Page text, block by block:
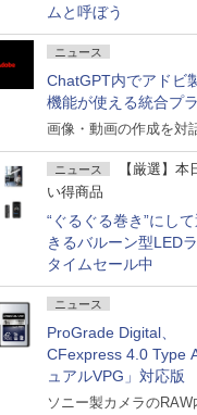
ムと呼ぼう
ニュース
ChatGPT内でアドビ
機能が使える統合プ
画像・動画の作成を対
ニュース
【厳選】本
い得商品
“ぐるぐる巻き”にし
きるバルーン型LED
タイムセール中
ニュース
ProGrade Digital、
CFexpress 4.0 Type
ュアルVPG」対応版
ソニー製カメラのRAW